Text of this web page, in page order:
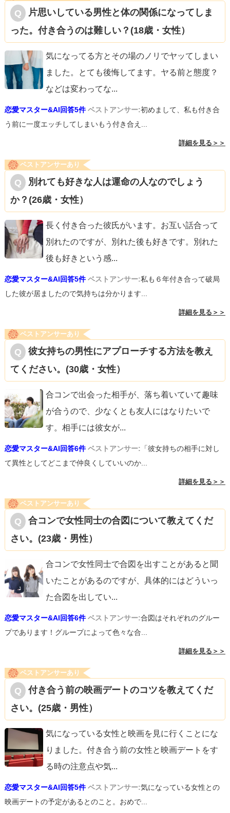
片思いしている男性と体の関係になってしま
った。付き合うのは難しい？(18歳・女性）
気になってる方とその場のノリでヤッてしまい
ました。とても後悔してます。ヤる前と態度？
などは変わってな...
恋愛マスター&AI回答5件 ベストアンサー:初めまして、私も付き合
う前に一度エッチしてしまいもう付き合え...
詳細を見る＞＞
ベストアンサーあり
別れても好きな人は運命の人なのでしょう
か？(26歳・女性）
長く付き合った彼氏がいます。お互い話合って
別れたのですが、別れた後も好きです。別れた
後も好きという感...
恋愛マスター&AI回答5件 ベストアンサー:私も６年付き合って破局
した彼が居ましたので気持ちは分かります...
詳細を見る＞＞
ベストアンサーあり
彼女持ちの男性にアプローチする方法を教え
てください。(30歳・女性）
合コンで出会った相手が、落ち着いていて趣味
が合うので、少なくとも友人にはなりたいで
す。相手には彼女が...
恋愛マスター&AI回答6件 ベストアンサー: 「彼女持ちの相手に対し
て異性としてどこまで仲良くしていいのか...
詳細を見る＞＞
ベストアンサーあり
合コンで女性同士の合図について教えてくだ
さい。(23歳・男性）
合コンで女性同士で合図を出すことがあると聞
いたことがあるのですが、具体的にはどういっ
た合図を出してい...
恋愛マスター&AI回答6件 ベストアンサー:合図はそれぞれのグルー
プであります！グループによって色々な合...
詳細を見る＞＞
ベストアンサーあり
付き合う前の映画デートのコツを教えてくだ
さい。(25歳・男性）
気になっている女性と映画を見に行くことにな
りました。付き合う前の女性と映画デートをす
る時の注意点や気...
恋愛マスター&AI回答5件 ベストアンサー:気になっている女性との
映画デートの予定があるとのこと。おめで...